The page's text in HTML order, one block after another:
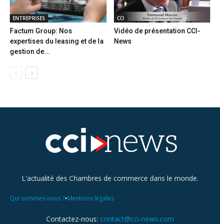
ENTREPRISES
Factum Group: Nos
expertises du leasing et de la
gestion de...
CCI
Vidéo de présentation CCI-
News
L'actualité des Chambres de commerce dans le monde.
Qui sommes-nous ?•Mentions légales
Contactez-nous: contact@cci-news.com